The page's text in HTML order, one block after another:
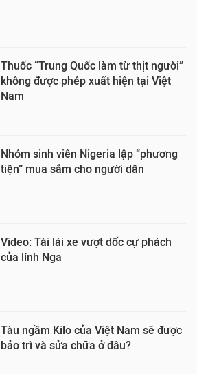
Thuốc “Trung Quốc làm từ thịt người”
không được phép xuất hiện tại Việt
Nam
Nhóm sinh viên Nigeria lập “phương
tiện” mua sắm cho người dân
Video: Tài lái xe vượt dốc cự phách
của lính Nga
Tàu ngầm Kilo của Việt Nam sẽ được
bảo trì và sửa chữa ở đâu?